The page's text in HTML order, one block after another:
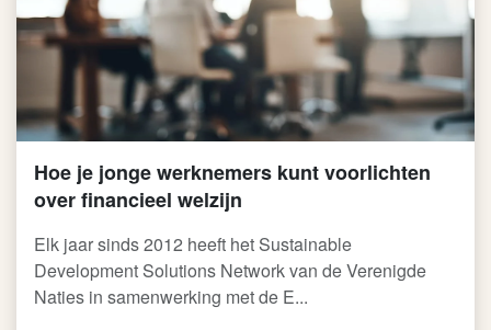
Hoe je jonge werknemers kunt voorlichten
over financieel welzijn
Elk jaar sinds 2012 heeft het Sustainable
Development Solutions Network van de Verenigde
Naties in samenwerking met de E...